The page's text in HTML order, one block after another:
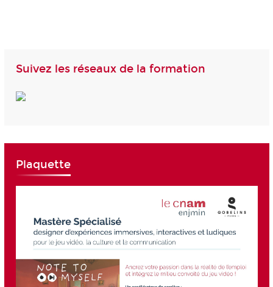
Suivez les réseaux de la formation
Plaquette